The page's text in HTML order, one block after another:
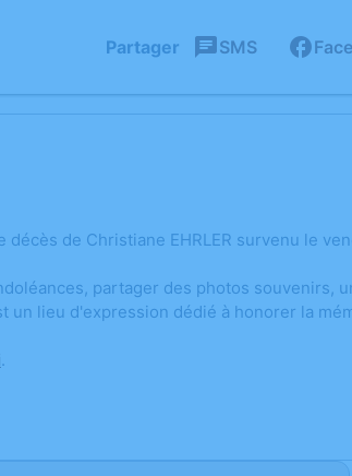
Partager SMS
de Christiane EHRLER survenu le
partager des photos souvenirs,
lieu d'expression dédié à honorer la
.